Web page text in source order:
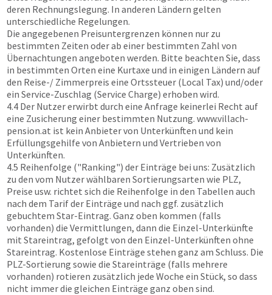
deren Rechnungslegung. In anderen Ländern gelten
unterschiedliche Regelungen.
Die angegebenen Preisuntergrenzen können nur zu
bestimmten Zeiten oder ab einer bestimmten Zahl von
Übernachtungen angeboten werden. Bitte beachten Sie, dass
in bestimmten Orten eine Kurtaxe und in einigen Ländern auf
den Reise-/ Zimmerpreis eine Ortssteuer (Local Tax) und/oder
ein Service-Zuschlag (Service Charge) erhoben wird.
4.4 Der Nutzer erwirbt durch eine Anfrage keinerlei Recht auf
eine Zusicherung einer bestimmten Nutzung. www.villach-
pension.at ist kein Anbieter von Unterkünften und kein
Erfüllungsgehilfe von Anbietern und Vertrieben von
Unterkünften.
4.5 Reihenfolge ("Ranking") der Einträge bei uns: Zusätzlich
zu den vom Nutzer wählbaren Sortierungsarten wie PLZ,
Preise usw. richtet sich die Reihenfolge in den Tabellen auch
nach dem Tarif der Einträge und nach ggf. zusätzlich
gebuchtem Star-Eintrag. Ganz oben kommen (falls
vorhanden) die Vermittlungen, dann die Einzel-Unterkünfte
mit Stareintrag, gefolgt von den Einzel-Unterkünften ohne
Stareintrag. Kostenlose Einträge stehen ganz am Schluss. Die
PLZ-Sortierung sowie die Stareinträge (falls mehrere
vorhanden) rotieren zusätzlich jede Woche ein Stück, so dass
nicht immer die gleichen Einträge ganz oben sind.